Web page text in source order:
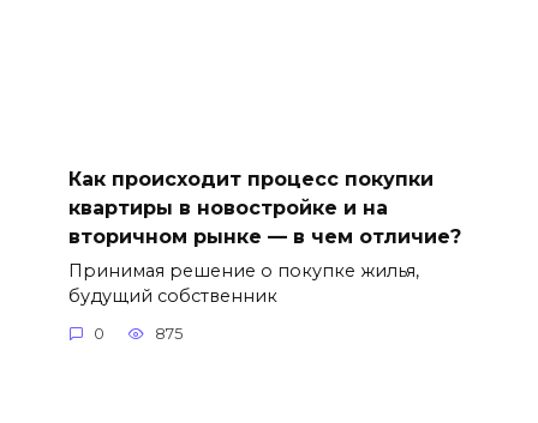
Как происходит процесс покупки
квартиры в новостройке и на
вторичном рынке — в чем отличие?
Принимая решение о покупке жилья,
будущий собственник
0 875